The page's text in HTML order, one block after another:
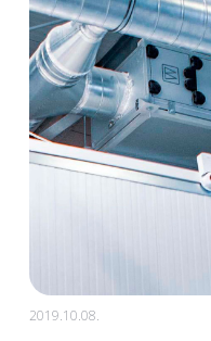
2019.10.08.